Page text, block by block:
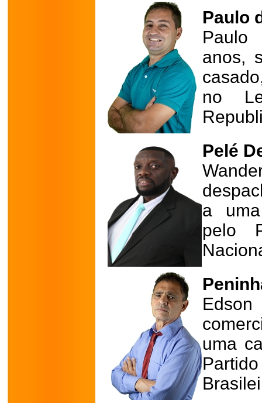
Paulo
Paulo
anos,
no
Pelé
a
pelo
uma